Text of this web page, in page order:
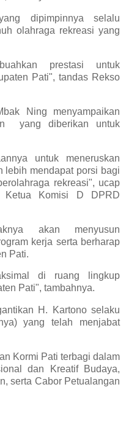
dipimpinnya selalu
olahraga rekreasi yang
prestasi untuk
Pati", tandas Rekso
Ning menyampaikan
yang diberikan untuk
untuk meneruskan
lebih mendapat porsi bagi
rekreasi", ucap
Komisi D DPRD
akan menyusun
kerja serta berharap
Pati.
di ruang lingkup
Pati", tambahnya.
H. Kartono selaku
yang telah menjabat
Kormi Pati terbagi dalam
dan Kreatif Budaya,
serta Cabor Petualangan